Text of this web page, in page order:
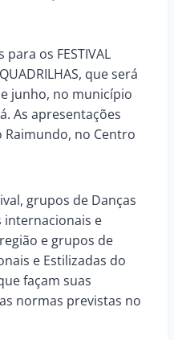
os FESTIVAL
que será
junho, no município
As apresentações
Raimundo, no Centro
grupos de Danças
internacionais e
e grupos de
e Estilizadas do
façam suas
normas previstas no